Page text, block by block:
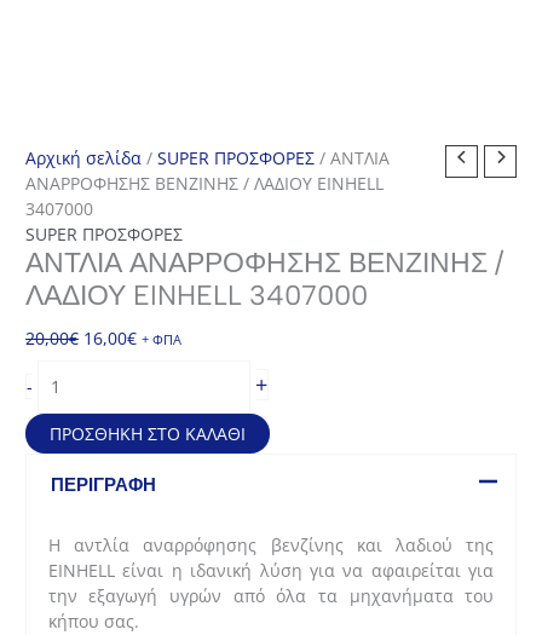
Αρχική σελίδα /SUPER ΠΡΟΣΦΟΡΕΣ / ΑΝΤΛΙΑ
ΑΝΑΡΡΟΦΗΣΗΣ ΒΕΝΖΙΝΗΣ / ΛΑΔΙΟΥ EINHELL
3407000
SUPER ΠΡΟΣΦΟΡΕΣ
ΑΝΤΛΙΑ ΑΝΑΡΡΟΦΗΣΗΣ ΒΕΝΖΙΝΗΣ /
ΛΑΔΙΟΥ EINHELL 3407000
20,00€ Original
20,00€.
16,00€Η
είναι:
16,00€.
+ ΦΠΑ
-
ΑΝΑΡΡΟΦΗΣΗΣ
ΒΕΝΖΙΝΗΣ
/
ΛΑΔΙΟΥ
ποσότητα
+
ΠΡΟΣΘΉΚΗ ΣΤΟ ΚΑΛΆΘΙ
ΠΕΡΙΓΡΑΦΉ
Η αντλία αναρρόφησης βενζίνης και λαδιού της
EINHELL είναι η ιδανική λύση για να αφαιρείται για
την εξαγωγή υγρών από όλα τα μηχανήματα του
κήπου σας.